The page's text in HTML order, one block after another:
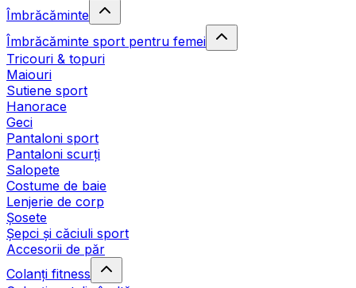
Îmbrăcăminte
Îmbrăcăminte sport pentru femei
Tricouri & topuri
Maiouri
Sutiene sport
Hanorace
Geci
Pantaloni sport
Pantaloni scurți
Salopete
Costume de baie
Lenjerie de corp
Șosete
Șepci și căciuli sport
Accesorii de păr
Colanți fitness